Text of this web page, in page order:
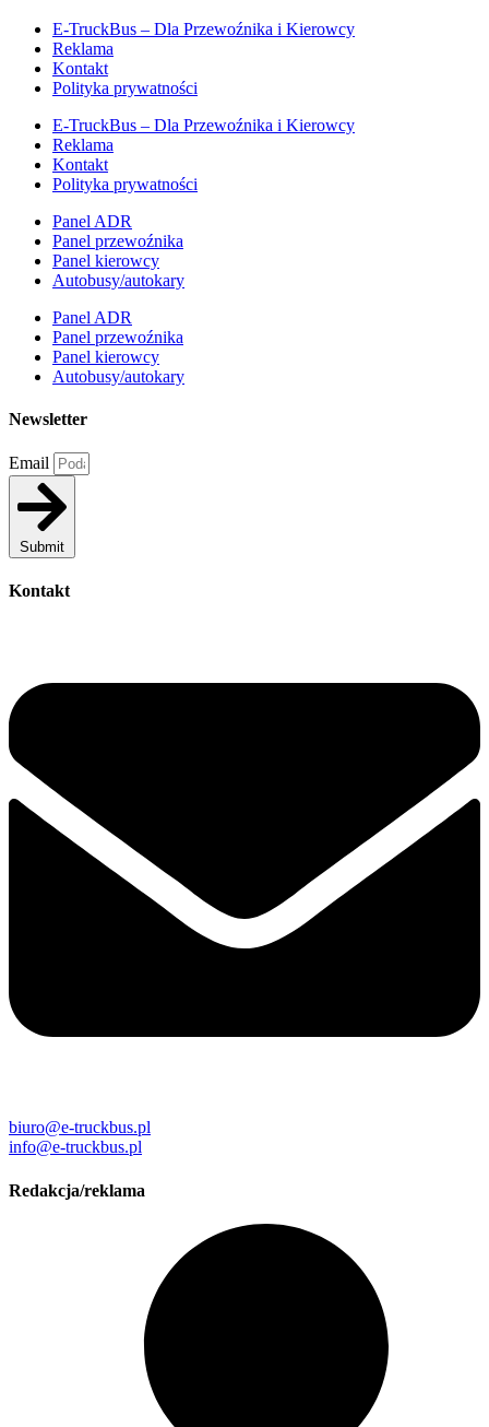
E-TruckBus – Dla Przewoźnika i Kierowcy
Reklama
Kontakt
Polityka prywatności
E-TruckBus – Dla Przewoźnika i Kierowcy
Reklama
Kontakt
Polityka prywatności
Panel ADR
Panel przewoźnika
Panel kierowcy
Autobusy/autokary
Panel ADR
Panel przewoźnika
Panel kierowcy
Autobusy/autokary
Newsletter
Email
Submit
Kontakt
biuro@e-truckbus.pl
info@e-truckbus.pl
Redakcja/reklama